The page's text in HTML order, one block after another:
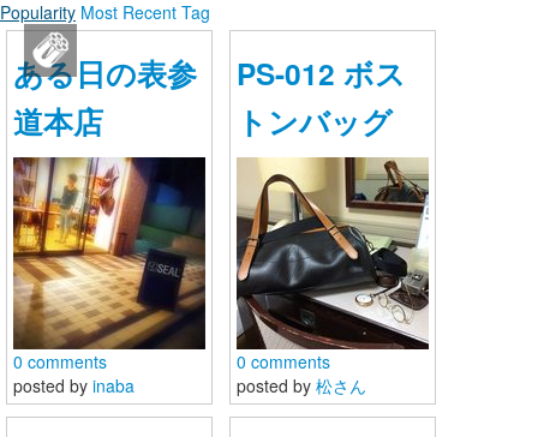
SEAL brand JAPAN公式SNS
ログイン
新規登録
ストリーム
HOT
NEW
TAGS
その他
このコミュニティについて
ヘルプ
REVOLVER
Popularity Most Recent Tag
ある日の表参
道本店
0 comments
posted by inaba
PS-012 ボス
トンバッグ
0 comments
posted by 松さん